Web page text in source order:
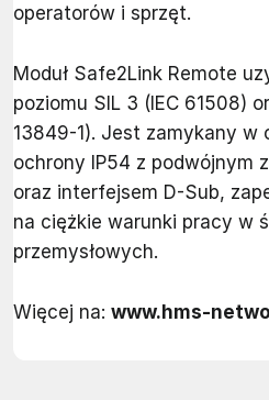
operatorów i sprzęt.
Moduł Safe2Link Remote
poziomu SIL 3 (IEC 61508)
13849-1). Jest zamykany w
ochrony IP54 z podwójnym
oraz interfejsem D-Sub,
na ciężkie warunki pracy w
przemysłowych.
Więcej na: www.hms-